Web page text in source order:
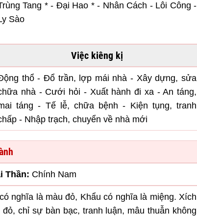
Tang * - Đại Hao * - Nhân Cách - Lôi Công -
Sào
Việc kiêng kị
thổ - Đổ trần, lợp mái nhà - Xây dựng, sửa
nhà - Cưới hỏi - Xuất hành đi xa - An táng,
táng - Tế lễ, chữa bệnh - Kiện tụng, tranh
- Nhập trạch, chuyển về nhà mới
Thần: Chính Nam
nghĩa là màu đỏ, Khẩu có nghĩa là miệng. Xích
chỉ sự bàn bạc, tranh luận, mâu thuẫn không